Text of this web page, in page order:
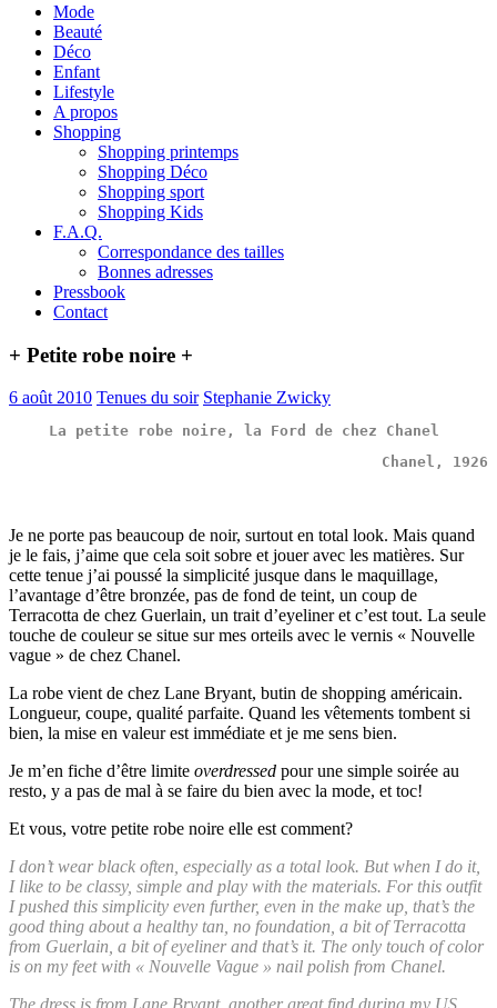
Mode
Beauté
Déco
Enfant
Lifestyle
A propos
Shopping
Shopping printemps
Shopping Déco
Shopping sport
Shopping Kids
F.A.Q.
Correspondance des tailles
Bonnes adresses
Pressbook
Contact
+ Petite robe noire +
6 août 2010 Tenues du soir Stephanie Zwicky
La petite robe noire, la Ford de chez Chanel
Je ne porte pas beaucoup de noir, surtout en total look. Mais quand
je le fais, j’aime que cela soit sobre et jouer avec les matières. Sur
cette tenue j’ai poussé la simplicité jusque dans le maquillage,
l’avantage d’être bronzée, pas de fond de teint, un coup de
Terracotta de chez Guerlain, un trait d’eyeliner et c’est tout. La seule
touche de couleur se situe sur mes orteils avec le vernis « Nouvelle
vague » de chez Chanel.
La robe vient de chez Lane Bryant, butin de shopping américain.
Longueur, coupe, qualité parfaite. Quand les vêtements tombent si
bien, la mise en valeur est immédiate et je me sens bien.
Je m’en fiche d’être limite overdressed pour une simple soirée au
resto, y a pas de mal à se faire du bien avec la mode, et toc!
Et vous, votre petite robe noire elle est comment?
I don’t wear black often, especially as a total look. But when I do it,
I like to be classy, simple and play with the materials. For this outfit
I pushed this simplicity even further, even in the make up, that’s the
good thing about a healthy tan, no foundation, a bit of Terracotta
from Guerlain, a bit of eyeliner and that’s it. The only touch of color
is on my feet with « Nouvelle Vague » nail polish from Chanel.